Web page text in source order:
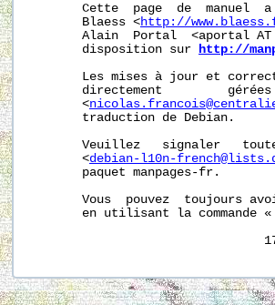
Cette  page  de  manuel
       Blaess <
http://
Alain  Portal  <aportal
       disposition sur
http://
Les mises à jour et
directement
       <
       traduction de Debian.
Veuillez   signaler
       <
debian-l10n-
       paquet manpages-fr.
Vous  pouvez  toujours
       en utilisant la commande «